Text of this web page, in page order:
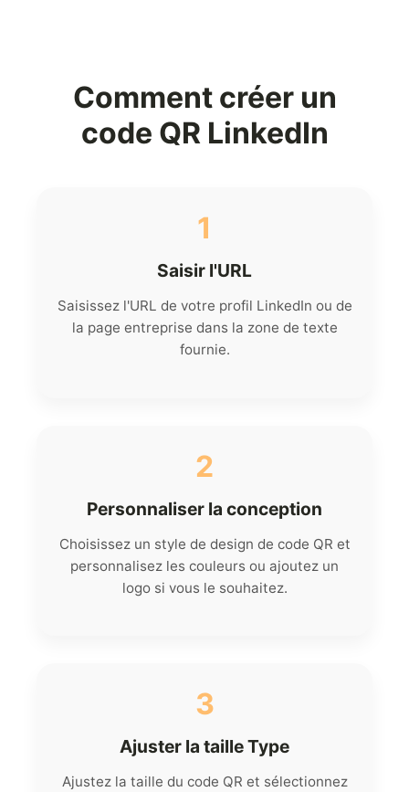
Comment créer un
code QR LinkedIn
1
Saisir l'URL
Saisissez l'URL de votre profil LinkedIn ou de
la page entreprise dans la zone de texte
fournie.
2
Personnaliser la conception
Choisissez un style de design de code QR et
personnalisez les couleurs ou ajoutez un
logo si vous le souhaitez.
3
Ajuster la taille Type
Ajustez la taille du code QR et sélectionnez